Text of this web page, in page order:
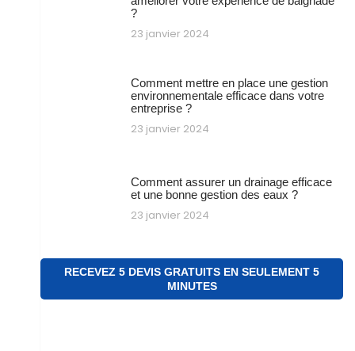
?
23 janvier 2024
Comment mettre en place une gestion
environnementale efficace dans votre
entreprise ?
23 janvier 2024
Comment assurer un drainage efficace
et une bonne gestion des eaux ?
23 janvier 2024
RECEVEZ 5 DEVIS GRATUITS EN SEULEMENT 5
MINUTES